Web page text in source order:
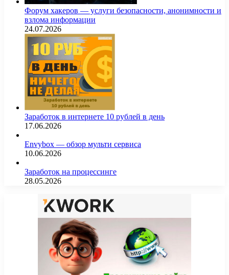
Форум хакеров — услуги безопасности, анонимности и
взлома информации
24.07.2026
Заработок в интернете 10 рублей в день
17.06.2026
Envybox — обзор мульти сервиса
10.06.2026
Заработок на процессинге
28.05.2026